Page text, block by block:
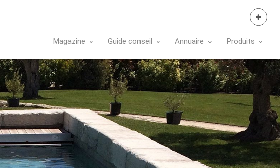
Magazine Guide conseil Annuaire Produits